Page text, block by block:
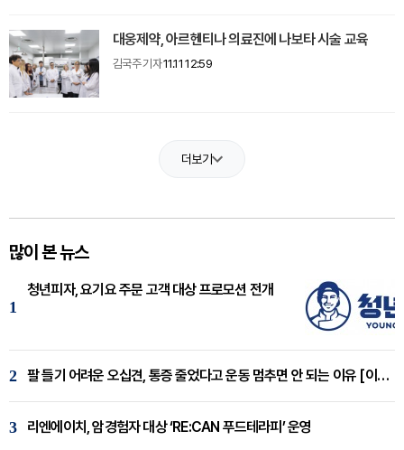
대웅제약, 아르헨티나 의료진에 나보타 시술 교육
김국주 기자11.11 12:59
더보기
많이 본 뉴스
1
청년피자, 요기요 주문 고객 대상 프로모션 전개
2 팔 들기 어려운 오십견, 통증 줄었다고 운동 멈추면 안 되는 이유 [이병욱 원장 칼럼]
3 리엔에이치, 암경험자 대상 ‘RE:CAN 푸드테라피’ 운영